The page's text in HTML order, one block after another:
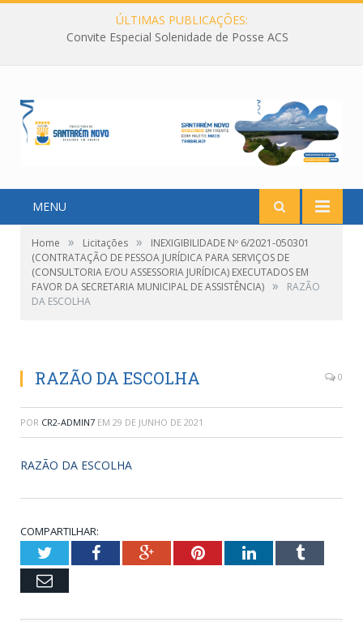
ÚLTIMAS PUBLICAÇÕES:
Convite Especial Solenidade de Posse ACS
MENU
Home » Licitações »
INEXIGIBILIDADE Nº 6/2021-050301
(CONTRATAÇÃO DE PESSOA JURÍDICA PARA SERVIÇOS DE
(CONSULTORIA E/OU ASSESSORIA JURÍDICA) EXECUTADOS EM
FAVOR DA SECRETARIA MUNICIPAL DE ASSISTÊNCIA) »
RAZÃO
DA ESCOLHA
RAZÃO DA ESCOLHA 0
POR CR2-ADMIN7 EM 29 DE JUNHO DE 2021
RAZÃO DA ESCOLHA
COMPARTILHAR:
TwitterFacebookGoogle+PinterestLinkedInTumblr
Email